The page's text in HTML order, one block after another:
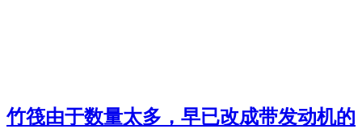
竹筏由于数量太多，早已改成带发动机的